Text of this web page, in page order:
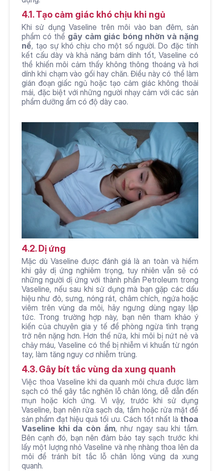
4.1. Tạo cảm giác khó chịu khi ngủ
Khi sử dụng Vaseline trên môi vào ban đêm, sản
phẩm có thể gây cảm giác bóng nhờn và nặng
nề, tạo sự khó chịu cho một số người. Do đặc tính
kết cấu dày và khả năng bám dính tốt, Vaseline có
thể khiến môi cảm thấy không thông thoáng và hơi
dính khi chạm vào gối hay chăn. Điều này có thể làm
gián đoạn giấc ngủ hoặc tạo cảm giác không thoải
mái, đặc biệt với những người nhạy cảm với các sản
phẩm dưỡng ẩm có độ dày cao.
4.2. Dị ứng
Mặc dù Vaseline được đánh giá là an toàn và hiếm
khi gây dị ứng nghiêm trọng, tuy nhiên vẫn sẽ có
những người dị ứng với thành phần Petroleum trong
Vaseline, nếu sau khi sử dụng mà bạn gặp các dấu
hiệu như đỏ, sưng, nóng rát, châm chích, ngứa hoặc
viêm trên vùng da môi, hãy ngưng dùng ngay lập
tức. Trong trường hợp này, bạn nên tham khảo ý
kiến của chuyên gia y tế để phòng ngừa tình trạng
trở nên nặng hơn. Hơn thế nữa, khi môi bị nứt nẻ và
chảy máu, Vaseline có thể bị nhiễm vi khuẩn từ ngón
tay, làm tăng nguy cơ nhiễm trùng.
4.3. Gây bít tắc vùng da xung quanh
Việc thoa Vaseline khi da quanh môi chưa được làm
sạch có thể gây tắc nghẽn lỗ chân lông, dễ dẫn đến
mụn hoặc kích ứng. Vì vậy, trước khi sử dụng
Vaseline, bạn nên rửa sạch da, tắm hoặc rửa mặt để
sản phẩm đạt hiệu quả tối ưu. Cách tốt nhất là thoa
Vaseline khi da còn ẩm, như ngay sau khi tắm.
Bên cạnh đó, bạn nên đảm bảo tay sạch trước khi
lấy một lượng nhỏ Vaseline và nhẹ nhàng thoa lên da
môi để tránh bít tắc lỗ chân lông vùng da xung
quanh.